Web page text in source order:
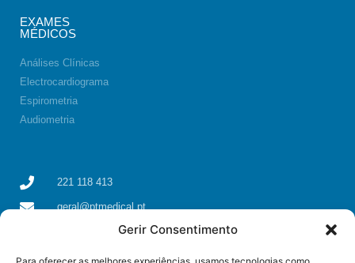
Gerir Consentimento
EXAMES
MÉDICOS
Análises Clínicas
Electrocardiograma
Espirometria
Audiometria
221 118 413
geral@ptmedical.pt
Rua dos Coriscos 39, 4425-051 Águas Santas, Maia